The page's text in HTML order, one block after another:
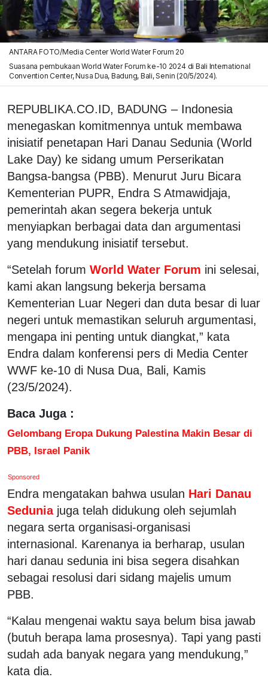
ANTARA FOTO/Media Center World Water Forum 20
Suasana pembukaan World Water Forum ke-10 2024 di Bali International
Convention Center, Nusa Dua, Badung, Bali, Senin (20/5/2024).
REPUBLIKA.CO.ID, BADUNG – Indonesia
menegaskan komitmennya untuk membawa
inisiatif penetapan Hari Danau Sedunia (World
Lake Day) ke sidang umum Perserikatan
Bangsa-bangsa (PBB). Menurut Juru Bicara
Kementerian PUPR, Endra S Atmawidjaja,
pemerintah akan segera bekerja untuk
menyiapkan berbagai data dan argumentasi
yang mendukung inisiatif tersebut.
“Setelah forum World Water Forum ini selesai,
kami akan langsung bekerja bersama
Kementerian Luar Negeri dan duta besar di luar
negeri untuk memastikan seluruh argumentasi,
mengapa ini penting untuk diangkat,” kata
Endra dalam konferensi pers di Media Center
WWF ke-10 di Nusa Dua, Bali, Kamis
(23/5/2024).
Baca Juga :
Gelombang Eropa Dukung Palestina Makin Besar di
PBB, Israel Panik
Sponsored
Endra mengatakan bahwa usulan Hari Danau
Sedunia juga telah didukung oleh sejumlah
negara serta organisasi-organisasi
internasional. Karenanya ia berharap, usulan
hari danau sedunia ini bisa segera disahkan
sebagai resolusi dari sidang majelis umum
PBB.
“Kalau mengenai waktu saya belum bisa jawab
(butuh berapa lama prosesnya). Tapi yang pasti
sudah ada banyak negara yang mendukung,”
kata dia.